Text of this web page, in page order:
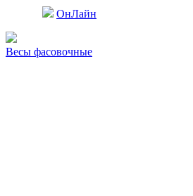
ОнЛайн
Весы фасовочные